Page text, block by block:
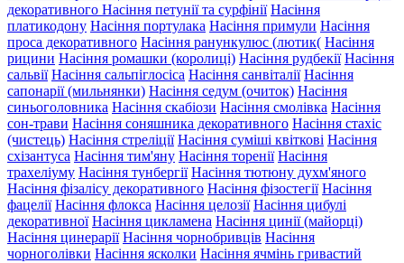
декоративного Насіння петунії та сурфінії Насіння
платикодону Насіння портулака Насіння примули Насіння
проса декоративного Насіння ранункулюс (лютик( Насіння
рицини Насіння ромашки (королиці) Насіння рудбекії Насіння
сальвії Насіння сальпіглосіса Насіння санвіталії Насіння
сапонарії (мильнянки) Насіння седум (очиток) Насіння
синьоголовника Насіння скабіози Насіння смолівка Насіння
сон-трави Насіння соняшника декоративного Насіння стахіс
(чистець) Насіння стреліції Насіння суміші квіткові Насіння
схізантуса Насіння тим'яну Насіння торенії Насіння
трахеліуму Насіння тунбергії Насіння тютюну духм'яного
Насіння фізалісу декоративного Насіння фізостегії Насіння
фацелії Насіння флокса Насіння целозії Насіння цибулі
декоративної Насіння цикламена Насіння цинії (майорці)
Насіння цинерарії Насіння чорнобривців Насіння
чорноголівки Насіння ясколки Насіння ячмінь гривастий